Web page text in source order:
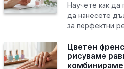
Научете как да
да нанесете
за перфектни
Цветен
рисуваме
комбинираме